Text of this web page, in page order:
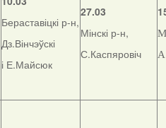
Бераставіцкі р-н,
Дз.Вінчэўскі
і Е.Майсюк
27.03
Мінскі р-н,
С.Каспяровіч